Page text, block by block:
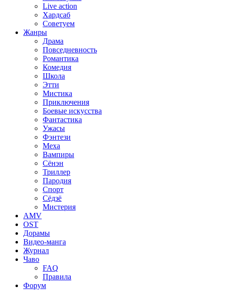
Live action
Хардсаб
Советуем
Жанры
Драма
Повседневность
Романтика
Комедия
Школа
Этти
Мистика
Приключения
Боевые искусства
Фантастика
Ужасы
Фэнтези
Меха
Вампиры
Сёнэн
Триллер
Пародия
Спорт
Сёдзё
Мистерия
AMV
OST
Дорамы
Видео-манга
Журнал
Чаво
FAQ
Правила
Форум